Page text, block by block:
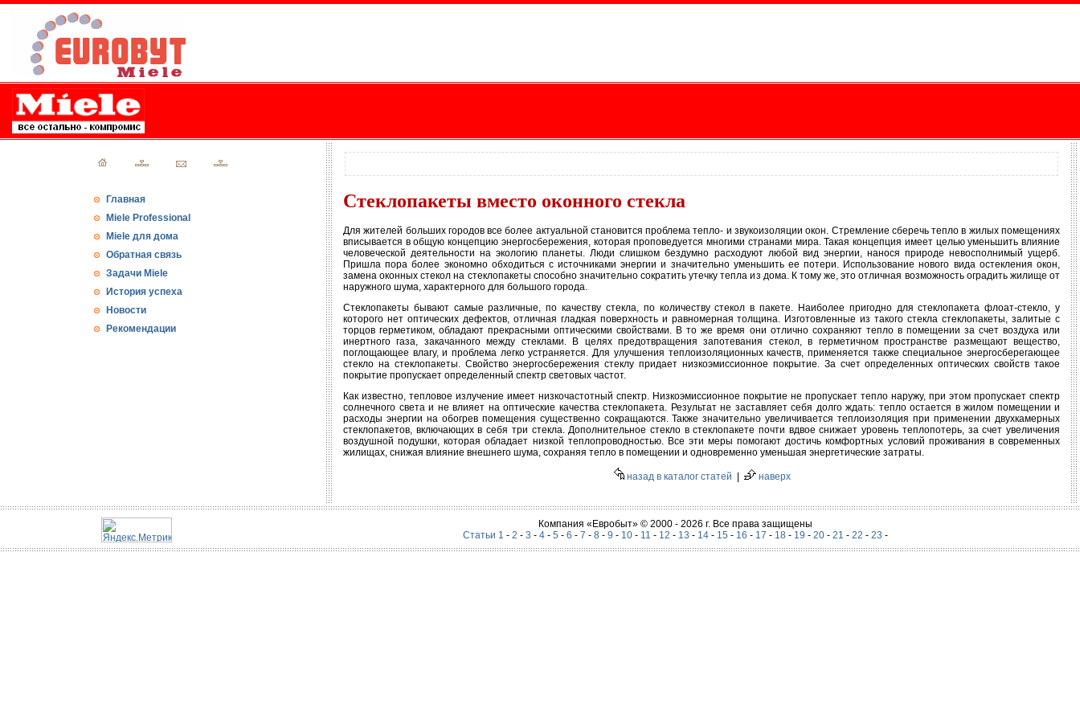
Главная
Miele Professional
Miele для дома
Обратная связь
Задачи Miele
История успеха
Новости
Рекомендации
Стеклопакеты вместо оконного стекла
Для жителей больших городов все более актуальной становится проблема тепло- и звукоизоляции окон. Стремление сберечь тепло в жилых помещениях
вписывается в общую концепцию энергосбережения, которая проповедуется многими странами мира. Такая концепция имеет целью уменьшить влияние
человеческой деятельности на экологию планеты. Люди слишком бездумно расходуют любой вид энергии, нанося природе невосполнимый ущерб.
Пришла пора более экономно обходиться с источниками энергии и значительно уменьшить ее потери. Использование нового вида остекления окон,
замена оконных стекол на стеклопакеты способно значительно сократить утечку тепла из дома. К тому же, это отличная возможность оградить жилище от
наружного шума, характерного для большого города.
Стеклопакеты бывают самые различные, по качеству стекла, по количеству стекол в пакете. Наиболее пригодно для стеклопакета флоат-стекло, у
которого нет оптических дефектов, отличная гладкая поверхность и равномерная толщина. Изготовленные из такого стекла стеклопакеты, залитые с
торцов герметиком, обладают прекрасными оптическими свойствами. В то же время они отлично сохраняют тепло в помещении за счет воздуха или
инертного газа, закачанного между стеклами. В целях предотвращения запотевания стекол, в герметичном пространстве размещают вещество,
поглощающее влагу, и проблема легко устраняется. Для улучшения теплоизоляционных качеств, применяется также специальное энергосберегающее
стекло на стеклопакеты. Свойство энергосбережения стеклу придает низкоэмиссионное покрытие. За счет определенных оптических свойств такое
покрытие пропускает определенный спектр световых частот.
Как известно, тепловое излучение имеет низкочастотный спектр. Низкоэмиссионное покрытие не пропускает тепло наружу, при этом пропускает спектр
солнечного света и не влияет на оптические качества стеклопакета. Результат не заставляет себя долго ждать: тепло остается в жилом помещении и
расходы энергии на обогрев помещения существенно сокращаются. Также значительно увеличивается теплоизоляция при применении двухкамерных
стеклопакетов, включающих в себя три стекла. Дополнительное стекло в стеклопакете почти вдвое снижает уровень теплопотерь, за счет увеличения
воздушной подушки, которая обладает низкой теплопроводностью. Все эти меры помогают достичь комфортных условий проживания в современных
жилищах, снижая влияние внешнего шума, сохраняя тепло в помещении и одновременно уменьшая энергетические затраты.
назад в каталог статей наверх
Компания «Евробыт» © 2000 - 2026 г. Все права защищены
Статьи 1 - 2 - 3 - 4- 5 - 6 - 7 - 8- 9 - 10- 11 - 12 - 13 - 14- 15 - 16 - 17 - 18- 19 - 20- 21 - 22 - 23 -